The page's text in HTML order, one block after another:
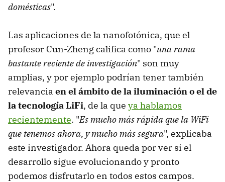
domésticas".
Las aplicaciones de la nanofotónica, que el
profesor Cun-Zheng califica como "una rama
bastante reciente de investigación" son muy
amplias, y por ejemplo podrían tener también
relevancia en el ámbito de la iluminación o el de
la tecnología LiFi, de la que ya hablamos
recientemente. "Es mucho más rápida que la WiFi
que tenemos ahora, y mucho más segura", explicaba
este investigador. Ahora queda por ver si el
desarrollo sigue evolucionando y pronto
podemos disfrutarlo en todos estos campos.